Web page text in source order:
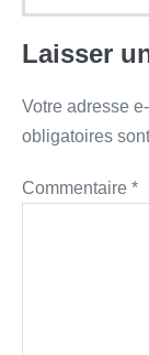
Laisser
Votre adresse
obligatoires
Commentaire *